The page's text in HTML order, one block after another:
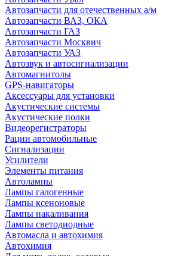
Автозапчасти для отечественных а/м
Автозапчасти ВАЗ, ОКА
Автозапчасти ГАЗ
Автозапчасти Москвич
Автозапчасти УАЗ
Автозвук и автосигнализации
Автомагнитолы
GPS-навигаторы
Аксессуары для установки
Акустические системы
Акустические полки
Видеорегистраторы
Рации автомобильные
Сигнализации
Усилители
Элементы питания
Автолампы
Лампы галогенные
Лампы ксеноновые
Лампы накаливания
Лампы светодиодные
Автомасла и автохимия
Автохимия